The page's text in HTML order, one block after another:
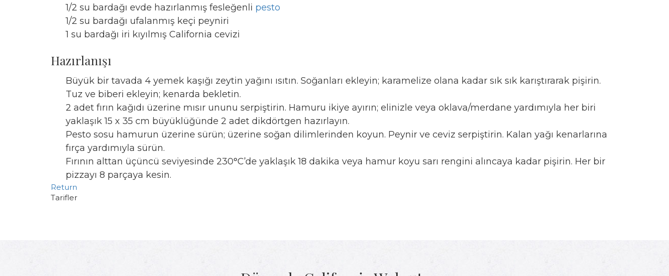
1/2 su bardağı evde hazırlanmış fesleğenli pesto
1/2 su bardağı ufalanmış keçi peyniri
1 su bardağı iri kıyılmış California cevizi
Hazırlanışı
Büyük bir tavada 4 yemek kaşığı zeytin yağını ısıtın. Soğanları ekleyin; karamelize olana kadar sık sık karıştırarak pişirin.
Tuz ve biberi ekleyin; kenarda bekletin.
2 adet fırın kağıdı üzerine mısır ununu serpiştirin. Hamuru ikiye ayırın; elinizle veya oklava/merdane yardımıyla her biri
yaklaşık 15 x 35 cm büyüklüğünde 2 adet dikdörtgen hazırlayın.
Pesto sosu hamurun üzerine sürün; üzerine soğan dilimlerinden koyun. Peynir ve ceviz serpiştirin. Kalan yağı kenarlarına
fırça yardımıyla sürün.
Fırının alttan üçüncü seviyesinde 230°C’de yaklaşık 18 dakika veya hamur koyu sarı rengini alıncaya kadar pişirin. Her bir
pizzayı 8 parçaya kesin.
Return
Tarifler